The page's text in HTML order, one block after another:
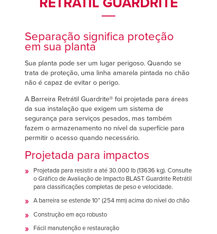
Dutch
ASIA PACIFIC
English
中文
MIDDLE EAST/AFRICA
English
Dutch
ASIA PACIFIC
English
中文
MIDDLE EAST/AFRICA
English
CARREIRAS
ENCONTRAR UM REPRESENTANTE
Separação significa proteção
em sua planta
Sua planta pode ser um lugar perigoso. Quando se
trata de proteção, uma linha amarela pintada no chão
não é capaz de evitar o perigo.
A Barreira Retrátil Guardrite® foi projetada para áreas
da sua instalação que exigem um sistema de
segurança para serviços pesados, mas também
fazem o armazenamento no nível da superfície para
permitir o acesso quando necessário.
Projetada para impactos
Projetada para resistir a até 30.000 lb (13636 kg). Consulte
o Gráfico de Avaliação de Impacto BLAST Guardrite Retrátil
para classificações completas de peso e velocidade.
A barreira se estende 10” (254 mm) acima do nível do chão
Construção em aço robusto
Fácil manutenção e restauração